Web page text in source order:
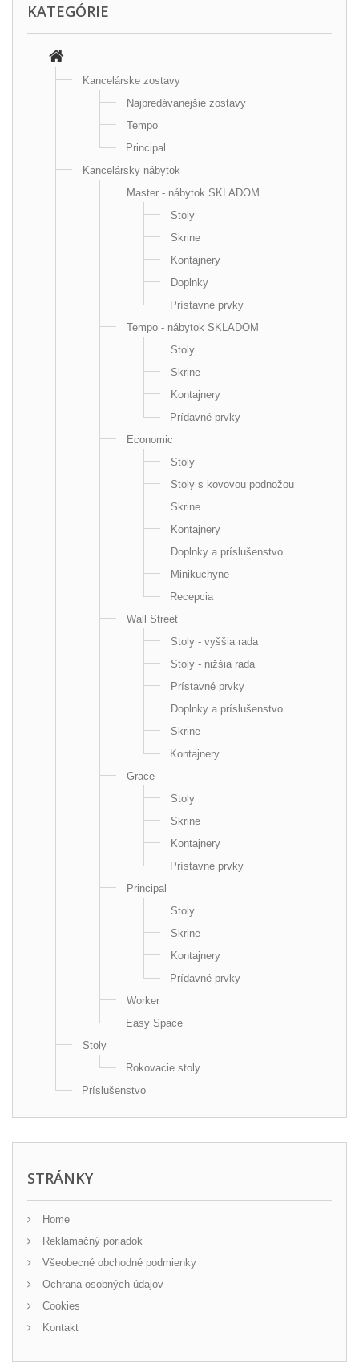
KATEGÓRIE
Kancelárske zostavy
Najpredávanejšie zostavy
Tempo
Principal
Kancelársky nábytok
Master - nábytok SKLADOM
Stoly
Skrine
Kontajnery
Doplnky
Prístavné prvky
Tempo - nábytok SKLADOM
Stoly
Skrine
Kontajnery
Prídavné prvky
Economic
Stoly
Stoly s kovovou podnožou
Skrine
Kontajnery
Doplnky a príslušenstvo
Minikuchyne
Recepcia
Wall Street
Stoly - vyššia rada
Stoly - nižšia rada
Prístavné prvky
Doplnky a príslušenstvo
Skrine
Kontajnery
Grace
Stoly
Skrine
Kontajnery
Prístavné prvky
Principal
Stoly
Skrine
Kontajnery
Prídavné prvky
Worker
Easy Space
Stoly
Rokovacie stoly
Príslušenstvo
STRÁNKY
Home
Reklamačný poriadok
Všeobecné obchodné podmienky
Ochrana osobných údajov
Cookies
Kontakt